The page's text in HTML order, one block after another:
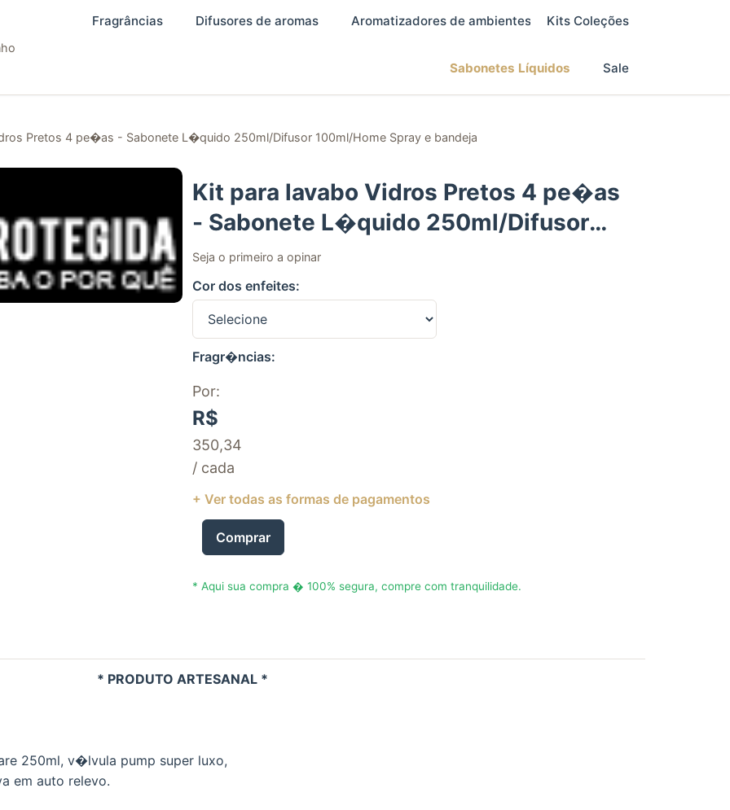
Fragrâncias Difusores de aromas Aromatizadores de ambientes Kits Coleções
Sabonetes Líquidos Sale
Pretos 4 pe�as - Sabonete L�quido 250ml/Difusor 100ml/Home Spray e bandeja
Kit para lavabo Vidros Pretos 4 pe�as
- Sabonete L�quido 250ml/Difusor
100ml/Home Spray e bandeja
Seja o primeiro a opinar
Cor dos enfeites:
Fragr�ncias:
Por:
R$
350,34
/ cada
+ Ver todas as formas de pagamentos
Comprar
* Aqui sua compra � 100% segura, compre com tranquilidade.
* PRODUTO ARTESANAL *
250ml, v�lvula pump super luxo,
em auto relevo.